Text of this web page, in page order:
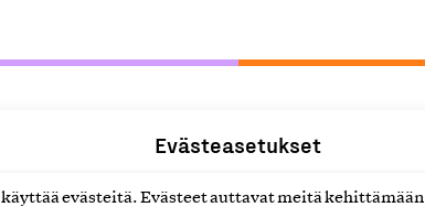
Evästeasetukset
evästeitä. Evästeet auttavat meitä kehittämään